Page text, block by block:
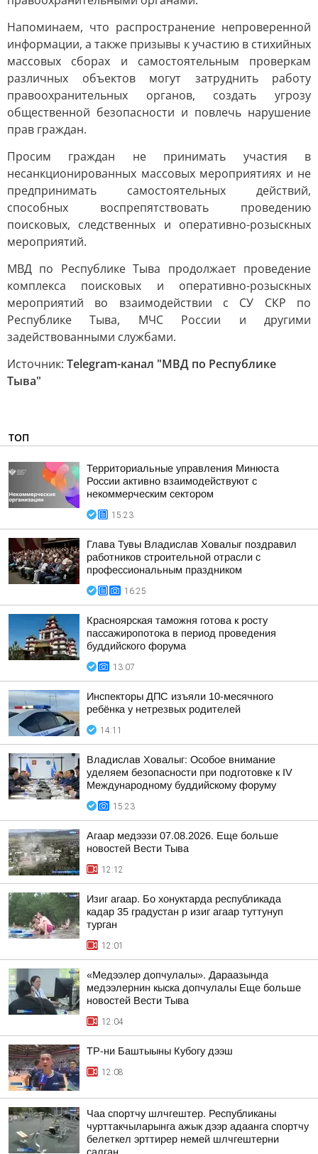
Напоминаем, что распространение непроверенной
информации, а также призывы к участию в стихийных
массовых сборах и самостоятельным проверкам
различных объектов могут затруднить работу
правоохранительных органов, создать угрозу
общественной безопасности и повлечь нарушение
прав граждан.
Просим граждан не принимать участия в
несанкционированных массовых мероприятиях и не
предпринимать самостоятельных действий,
способных воспрепятствовать проведению
поисковых, следственных и оперативно-розыскных
мероприятий.
МВД по Республике Тыва продолжает проведение
комплекса поисковых и оперативно-розыскных
мероприятий во взаимодействии с СУ СКР по
Республике Тыва, МЧС России и другими
задействованными службами.
Источник: Telegram-канал "МВД по Республике
Тыва"
ТОП
Территориальные управления Минюста
России активно взаимодействуют с
некоммерческим сектором
15:23
Глава Тувы Владислав Ховалыг поздравил
работников строительной отрасли с
профессиональным праздником
16:25
Красноярская таможня готова к росту
пассажиропотока в период проведения
буддийского форума
13:07
Инспекторы ДПС изъяли 10-месячного
ребёнка у нетрезвых родителей
14:11
Владислав Ховалыг: Особое внимание
уделяем безопасности при подготовке к IV
Международному буддийскому форуму
15:23
Агаар медээзи 07.08.2026. Еще больше
новостей Вести Тыва
12:12
Изиг агаар. Бо хонуктарда республикада
кадар 35 градустан р изиг агаар туттунуп
турган
12:01
«Медээлер допчулалы». Дараазында
медээлернин кыска допчулалы Еще больше
новостей Вести Тыва
12:04
ТР-ни Баштыыны Кубогу дээш
12:08
Чаа спортчу шлчгештер. Республиканы
чурттакчыларынга ажык дээр адаанга спортчу
белеткел эрттирер немей шлчгештерни